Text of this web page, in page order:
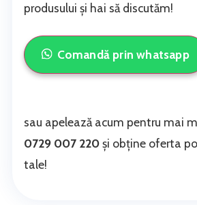
produsului și hai să discutăm!
Comandă prin whatsapp
sau apelează acum pentru mai
0729 007 220și obține oferta
tale!